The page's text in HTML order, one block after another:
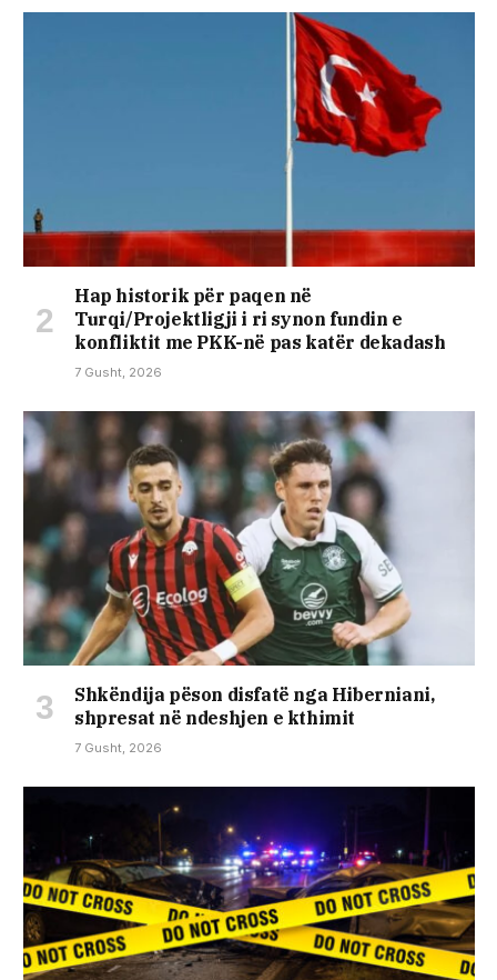
Hap historik për paqen në
Turqi/Projektligji i ri synon fundin e
konfliktit me PKK-në pas katër dekadash
7 Gusht, 2026
Shkëndija pëson disfatë nga Hiberniani,
shpresat në ndeshjen e kthimit
7 Gusht, 2026